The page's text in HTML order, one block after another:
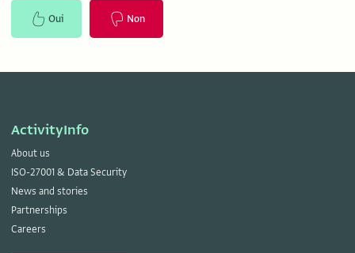
Oui Non
ActivityInfo
About us
ISO-27001 & Data Security
News and stories
Partnerships
Careers